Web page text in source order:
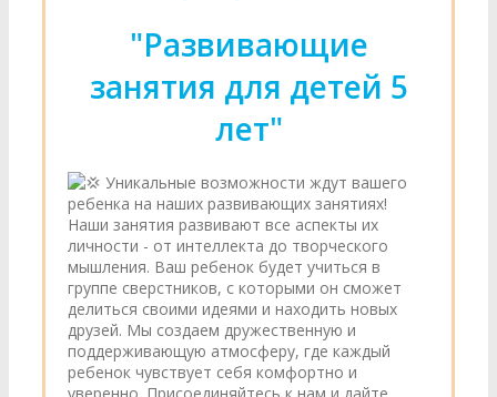
"Развивающие
занятия для детей 5
лет"
Уникальные возможности ждут вашего
ребенка на наших развивающих занятиях!
Наши занятия развивают все аспекты их
личности - от интеллекта до творческого
мышления. Ваш ребенок будет учиться в
группе сверстников, с которыми он сможет
делиться своими идеями и находить новых
друзей. Мы создаем дружественную и
поддерживающую атмосферу, где каждый
ребенок чувствует себя комфортно и